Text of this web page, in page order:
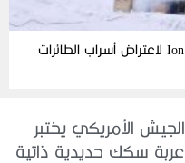
الجيش الأمريكي يختبر منظومة IonStrike لاعتراض أسراب الطائرات
الجيش الأمريكي يختبر
عربة سكك حديدية ذاتية